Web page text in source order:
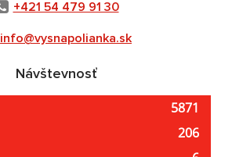
+421 54 479 91 30
info@vysnapolianka.sk
Návštevnosť